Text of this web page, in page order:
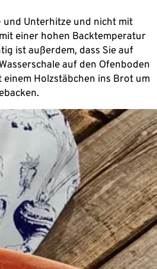
und Unterhitze und nicht mit
einer hohen Backtemperatur
ist außerdem, dass Sie auf
auf den Ofenboden
Holzstäbchen ins Brot um